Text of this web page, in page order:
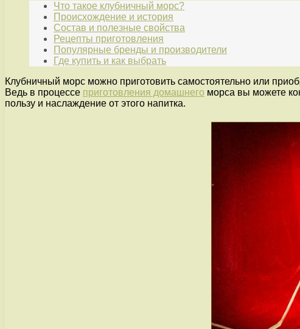
Что такое клубничный морс?
Происхождение и история
Состав и полезные свойства
Рецепты приготовления
Популярные бренды и производители
Где купить и как выбрать
Клубничный морс можно приготовить самостоятельно или
Ведь в процессе приготовления домашнего морса вы можете
пользу и наслаждение от этого напитка.